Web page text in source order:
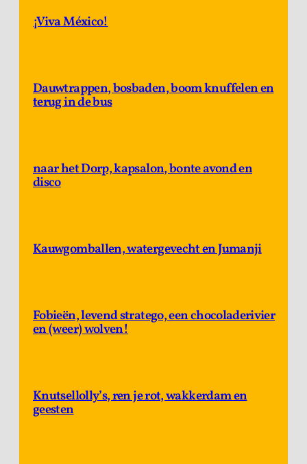
¡Viva México!
Dauwtrappen, bosbaden, boom knuffelen en
terug in de bus
naar het Dorp, kapsalon, bonte avond en
disco
Kauwgomballen, watergevecht en Jumanji
Fobieën, levend stratego, een chocoladerivier
en (weer) wolven!
Knutsellolly’s, ren je rot, wakkerdam en
geesten